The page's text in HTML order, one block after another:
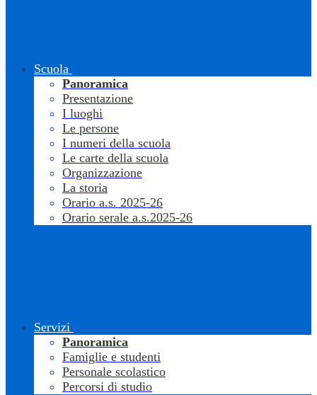
Scuola
Panoramica
Presentazione
I luoghi
Le persone
I numeri della scuola
Le carte della scuola
Organizzazione
La storia
Orario a.s. 2025-26
Orario serale a.s.2025-26
Servizi
Panoramica
Famiglie e studenti
Personale scolastico
Percorsi di studio